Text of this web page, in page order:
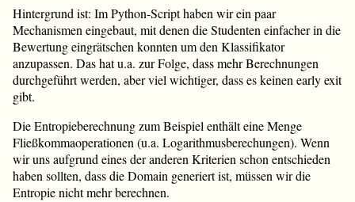
Hintergrund ist: Im Python-Script haben wir ein paar
Mechanismen eingebaut, mit denen die Studenten einfacher in die
Bewertung eingrätschen konnten um den Klassifikator
anzupassen. Das hat u.a. zur Folge, dass mehr Berechnungen
durchgeführt werden, aber viel wichtiger, dass es keinen early exit
gibt.
Die Entropieberechnung zum Beispiel enthält eine Menge
Fließkommaoperationen (u.a. Logarithmusberechungen). Wenn
wir uns aufgrund eines der anderen Kriterien schon entschieden
haben sollten, dass die Domain generiert ist, müssen wir die
Entropie nicht mehr berechnen.